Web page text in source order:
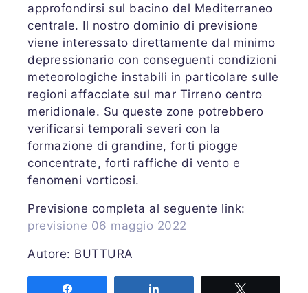
approfondirsi sul bacino del Mediterraneo
centrale. Il nostro dominio di previsione
viene interessato direttamente dal minimo
depressionario con conseguenti condizioni
meteorologiche instabili in particolare sulle
regioni affacciate sul mar Tirreno centro
meridionale. Su queste zone potrebbero
verificarsi temporali severi con la
formazione di grandine, forti piogge
concentrate, forti raffiche di vento e
fenomeni vorticosi.
Previsione completa al seguente link:
previsione 06 maggio 2022
Autore: BUTTURA